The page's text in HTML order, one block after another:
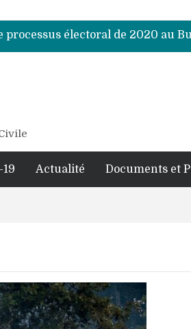
processus électoral de 2020 au
processus électoral de 2020 au
processus électoral de 2020 au
électoral de 2020 au
processus électoral de 2020 au
19 Actualité Documents et